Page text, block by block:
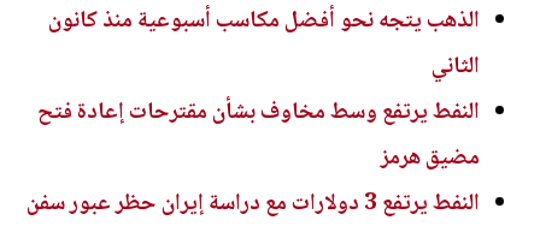
الذهب يتجه نحو أفضل مكاسب أسبوعية منذ كانون
الثاني
النفط يرتفع وسط مخاوف بشأن مقترحات إعادة فتح
مضيق هرمز
النفط يرتفع 3 دولارات مع دراسة إيران حظر عبور سفن